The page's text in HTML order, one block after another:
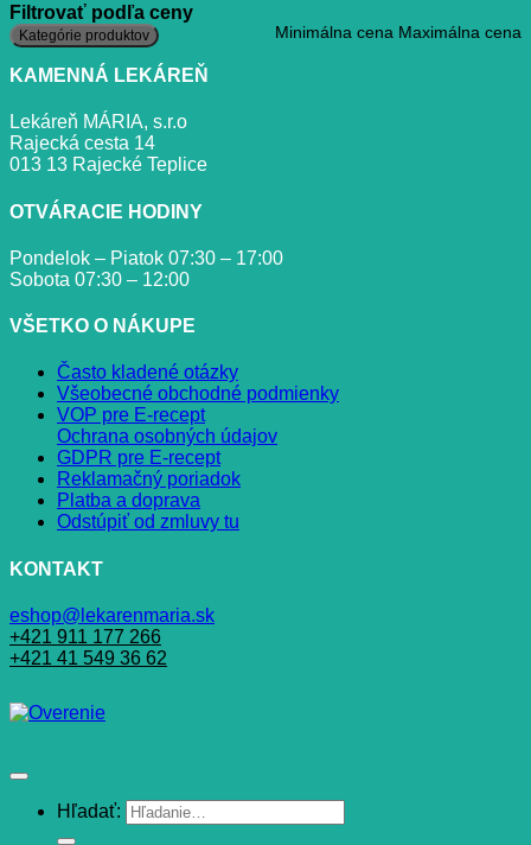
Filtrovať podľa ceny
Minimálna cena Maximálna cena
Kategórie produktov
KAMENNÁ LEKÁREŇ
Lekáreň MÁRIA, s.r.o
Rajecká cesta 14
013 13 Rajecké Teplice
OTVÁRACIE HODINY
Pondelok – Piatok 07:30 – 17:00
Sobota 07:30 – 12:00
VŠETKO O NÁKUPE
Často kladené otázky
Všeobecné obchodné podmienky
VOP pre E-recept
Ochrana osobných údajov
GDPR pre E-recept
Reklamačný poriadok
Platba a doprava
Odstúpiť od zmluvy tu
KONTAKT
eshop@lekarenmaria.sk
+421 911 177 266
+421 41 549 36 62
Hľadať: